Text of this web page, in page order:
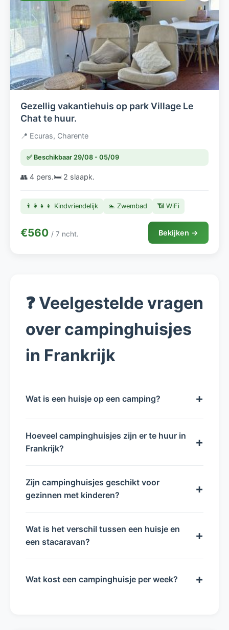
Gezellig vakantiehuis op park Village Le
Chat te huur.
📍 Ecuras, Charente
✅ Beschikbaar 29/08 - 05/09
👥 4 pers.🛏️ 2 slaapk.
👨‍👩‍👧‍👦 Kindvriendelijk 🏊 Zwembad 📶 WiFi
€560 / 7 ncht. Bekijken →
❓ Veelgestelde vragen
over campinghuisjes
in Frankrijk
Wat is een huisje op een camping? +
Hoeveel campinghuisjes zijn er te huur in
Frankrijk?
+
Zijn campinghuisjes geschikt voor
gezinnen met kinderen?
+
Wat is het verschil tussen een huisje en
een stacaravan?
+
Wat kost een campinghuisje per week? +